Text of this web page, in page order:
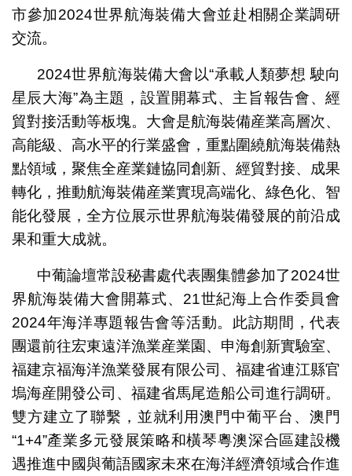
市參加2024世界航海裝備大會並赴相關企業調研
交流。
2024世界航海裝備大會以“承載人類夢想 駛向
星辰大海”為主題，設置開幕式、主旨報告會、經
貿對接活動等板塊。大會是航海裝備産業高層次、
高能級、高水平的行業盛會，重點圍繞航海裝備熱
點領域，聚焦全産業鏈協同創新、經貿對接、成果
轉化，推動航海裝備産業實現高端化、綠色化、智
能化發展，全方位展示世界航海裝備發展的前沿成
果和重大成就。
中葡論壇常設秘書處代表團集體參加了2024世
界航海裝備大會開幕式、21世紀海上合作委員會
2024年海洋專題報告會等活動。此訪期間，代表
團還前往宏東遠洋漁業産業園、申海創新實驗室、
福建京福海洋漁業發展有限公司、福建省連江縣官
塢海産開發公司、福建省馬尾造船公司進行調研。
雙方建立了聯繫，並就利用澳門中葡平台、澳門
“1+4”產業多元發展策略和橫琴粵澳深合區建設機
遇推進中國與葡語國家未來在海洋經濟領域合作進